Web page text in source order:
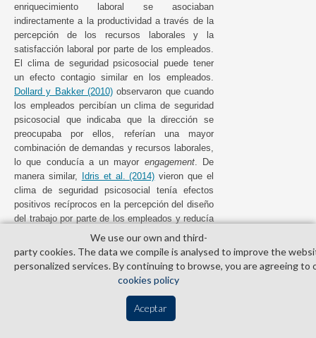
enriquecimiento laboral se asociaban
indirectamente a la productividad a través de la
percepción de los recursos laborales y la
satisfacción laboral por parte de los empleados.
El clima de seguridad psicosocial puede tener
un efecto contagio similar en los empleados.
Dollard y Bakker (2010) observaron que cuando
los empleados percibían un clima de seguridad
psicosocial que indicaba que la dirección se
preocupaba por ellos, referían una mayor
combinación de demandas y recursos laborales,
lo que conducía a un mayor engagement. De
manera similar,
Idris et al. (2014) vieron que el
clima de seguridad psicosocial tenía efectos
positivos recíprocos en la percepción del diseño
del trabajo por parte de los empleados y reducía
indirectamente la tensión laboral (agotamiento y
depresión).
Multiples niveles en la teoría de
We use our own and third­
party cookies. The data we compile is analysed to improve the
personalized services. By continuing to browse, you are agreeing to
cookies policy
Aceptar